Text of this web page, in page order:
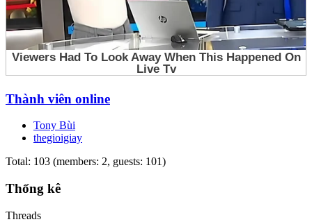
Thành viên online
Tony Bùi
thegioigiay
Total: 103 (members: 2, guests: 101)
Thống kê
Threads